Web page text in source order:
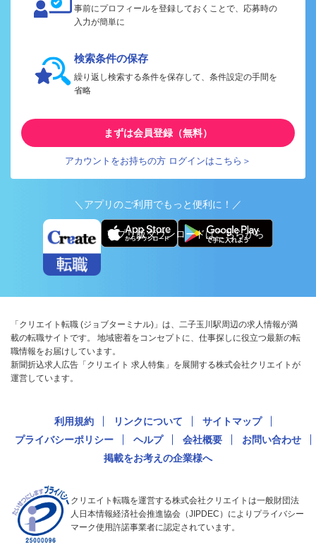
事前にプロフィールを登録しておくことで、応募時の
入力が簡単に
検索条件の保存
繰り返し検索する条件を保存して、条件設定の手間を
省略
まずは会員登録（無料）
アカウントをお持ちの方 ログインはこちら＞
＼アプリのご利用でもっと便利に！／
アプリ版ダウンロードはこちらから
「クリエイト転職 (ジョブターミナル)」は、二子玉川駅周辺の求人情報が満
載の転職サイトです。 地域密着をコンセプトに、仕事探しに役立つ最新の転
職情報をお届けしています。
新聞折込求人広告「クリエイト 求人特集」を展開する株式会社クリエイトが
運営しています。
利用規約 リンクについて
サイトマップ
プライバシーポリシー
ヘルプ 会社概要
お問い合わせ
掲載をお考えの企業様へ
クリエイト転職を運営する株式会社クリエイトは一般財団法
人日本情報経済社会推進協会（JIPDEC）によりプライバシー
マーク使用許諾事業者に認定されています。